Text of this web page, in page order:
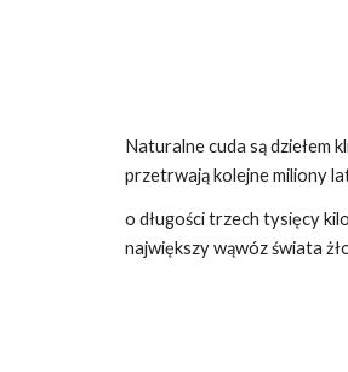
Naturalne cuda są dziełem
przetrwają kolejne miliony
o długości trzech tysięcy
największy wąwóz świata